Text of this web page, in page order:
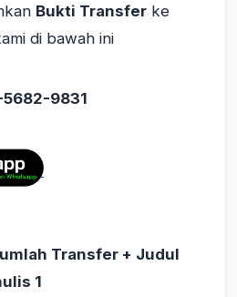
Bukti Transfer ke
di bawah ini
5682-9831
Transfer + Judul
1